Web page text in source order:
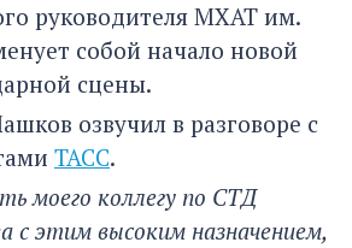
руководителя МХАТ им.
собой начало новой
сцены.
озвучил в разговоре с
ТАСС.
моего коллегу по СТД
с этим высоким назначением,